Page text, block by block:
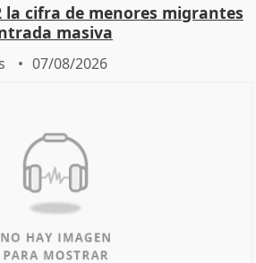
la cifra de menores migrantes
masiva
07/08/2026